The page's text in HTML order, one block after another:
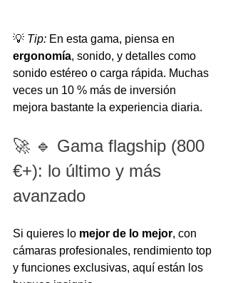
💡 Tip: En esta gama, piensa en
ergonomía, sonido, y detalles como
sonido estéreo o carga rápida. Muchas
veces un 10 % más de inversión
mejora bastante la experiencia diaria.
🚀 🔹 Gama flagship (800
€+): lo último y más
avanzado
Si quieres lo mejor de lo mejor, con
cámaras profesionales, rendimiento top
y funciones exclusivas, aquí están los